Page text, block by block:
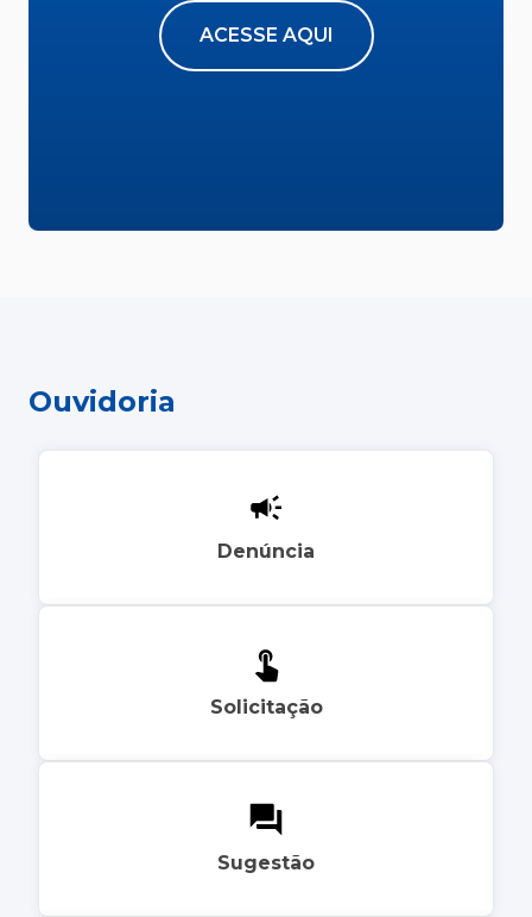
ACESSE AQUI
Ouvidoria
Denúncia
Solicitação
Sugestão